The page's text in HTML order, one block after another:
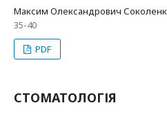
Максим Олександрович
35-40
PDF
СТОМАТОЛОГІЯ